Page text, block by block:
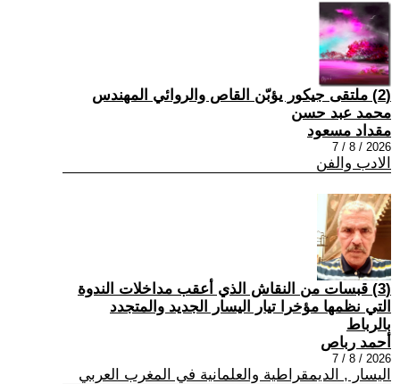
(2) ملتقى جيكور يؤبّن القاص والروائي المهندس
محمد عبد حسن
مقداد مسعود
2026 / 8 / 7
الادب والفن
(3) قبسات من النقاش الذي أعقب مداخلات الندوة
التي نظمها مؤخرا تيار اليسار الجديد والمتجدد
بالرباط
أحمد رباص
2026 / 8 / 7
اليسار , الديمقراطية والعلمانية في المغرب العربي